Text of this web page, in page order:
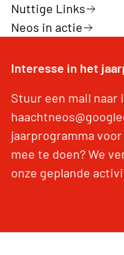
Nuttige Links
Neos in actie
Interesse in het
Stuur een mail naar
jaarprogramma
mee te doen? We
onze geplande